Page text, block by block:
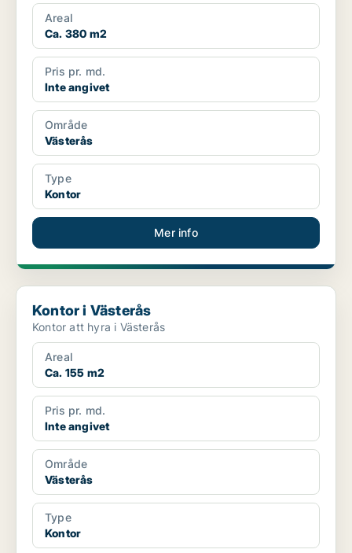
Areal
Ca. 380 m2
Pris pr. md.
Inte angivet
Område
Västerås
Type
Kontor
Mer info
Kontor i Västerås
Kontor i Västerås
Kontor att hyra i Västerås
Areal
Ca. 155 m2
Pris pr. md.
Inte angivet
Område
Västerås
Type
Kontor